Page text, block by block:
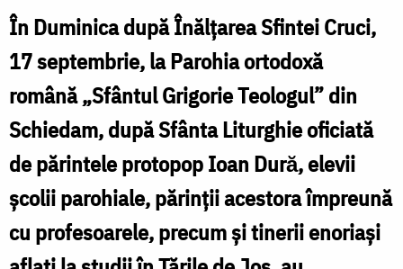
Parohiale
din
Schiedam
cu
ocazia
începutului
noului
an
În Duminica după Înălțarea Sfintei Cruci,
17 septembrie, la Parohia ortodoxă
română „Sfântul Grigorie Teologul” din
Schiedam, după Sfânta Liturghie oficiată
de părintele protopop Ioan Durӑ, elevii
şcolii parohiale, părinții acestora împreună
cu profesoarele, precum şi tinerii enoriași